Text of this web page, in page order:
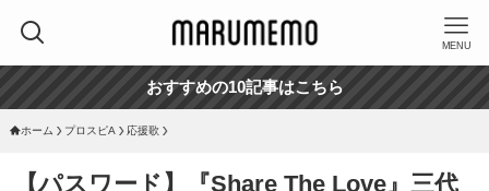
MENU
おすすめの10記事はこちら
ホーム プロスピA 応援歌
【パスワード】『Share The Love』三代